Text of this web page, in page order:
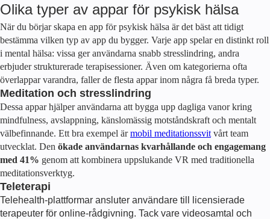
Olika typer av appar för psykisk hälsa
När du börjar skapa en app för psykisk hälsa är det bäst att tidigt
bestämma vilken typ av app du bygger. Varje app spelar en distinkt roll
i mental hälsa: vissa ger användarna snabb stresslindring, andra
erbjuder strukturerade terapisessioner. Även om kategorierna ofta
överlappar varandra, faller de flesta appar inom några få breda typer.
Meditation och stresslindring
Dessa appar hjälper användarna att bygga upp dagliga vanor kring
mindfulness, avslappning, känslomässig motståndskraft och mentalt
välbefinnande. Ett bra exempel ärmobil meditationssvit vårt team
utvecklat. Den ökade användarnas kvarhållande och engagemang
med 41% genom att kombinera uppslukande VR med traditionella
meditationsverktyg.
Teleterapi
Telehealth-plattformar ansluter användare till licensierade
terapeuter för online-rådgivning. Tack vare videosamtal och